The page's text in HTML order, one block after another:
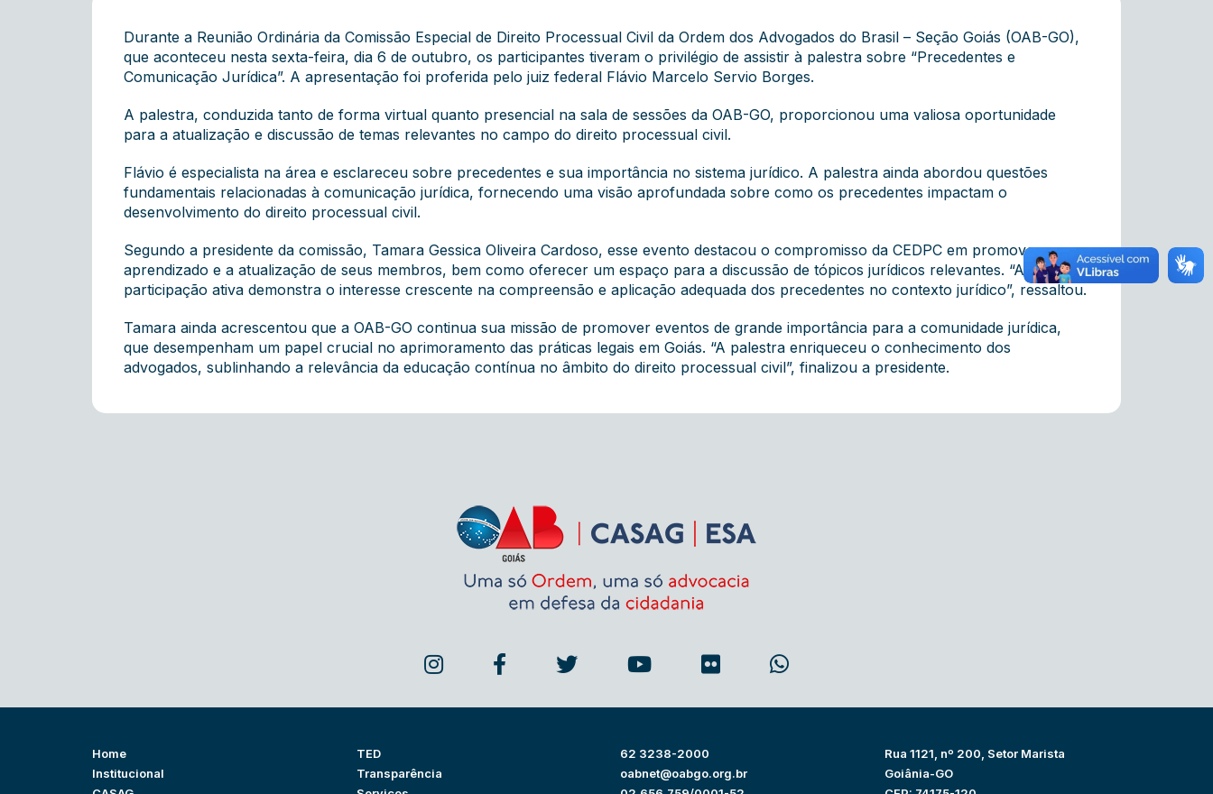
Durante a Reunião Ordinária da Comissão Especial de Direito Processual Civil da Ordem dos Advogados do Brasil – Seção Goiás (OAB-GO),
que aconteceu nesta sexta-feira, dia 6 de outubro, os participantes tiveram o privilégio de assistir à palestra sobre “Precedentes e
Comunicação Jurídica”. A apresentação foi proferida pelo juiz federal Flávio Marcelo Servio Borges.
A palestra, conduzida tanto de forma virtual quanto presencial na sala de sessões da OAB-GO, proporcionou uma valiosa oportunidade
para a atualização e discussão de temas relevantes no campo do direito processual civil.
Flávio é especialista na área e esclareceu sobre precedentes e sua importância no sistema jurídico. A palestra ainda abordou questões
fundamentais relacionadas à comunicação jurídica, fornecendo uma visão aprofundada sobre como os precedentes impactam o
desenvolvimento do direito processual civil.
Segundo a presidente da comissão, Tamara Gessica Oliveira Cardoso, esse evento destacou o compromisso da CEDPC em promover o
aprendizado e a atualização de seus membros, bem como oferecer um espaço para a discussão de tópicos jurídicos relevantes. “A
participação ativa demonstra o interesse crescente na compreensão e aplicação adequada dos precedentes no contexto jurídico”, ressaltou.
Tamara ainda acrescentou que a OAB-GO continua sua missão de promover eventos de grande importância para a comunidade jurídica,
que desempenham um papel crucial no aprimoramento das práticas legais em Goiás. “A palestra enriqueceu o conhecimento dos
advogados, sublinhando a relevância da educação contínua no âmbito do direito processual civil”, finalizou a presidente.
Home
Institucional
TED
Transparência
62 3238-2000
oabnet@oabgo.org.br
Rua 1121, nº 200, Setor Marista
Goiânia-GO